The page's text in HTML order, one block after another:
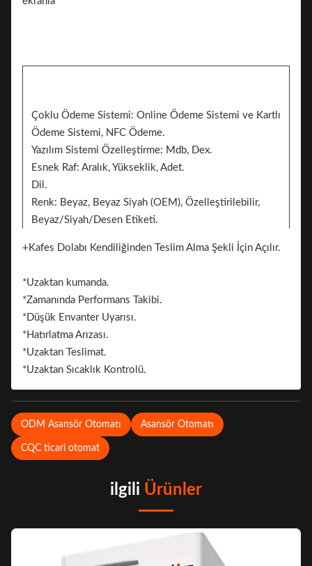
Çoklu Ödeme Sistemi: Online Ödeme Sistemi ve Kartlı
Ödeme Sistemi, NFC Ödeme.
Yazılım Sistemi Özelleştirme: Mdb, Dex.
Esnek Raf: Aralık, Yükseklik, Adet.
Dil.
Renk: Beyaz, Beyaz Siyah (OEM), Özelleştirilebilir,
Beyaz/Siyah/Desen Etiketi.
+Kafes Dolabı Kendiliğinden Teslim Alma Şekli İçin Açılır.
*Uzaktan kumanda.
*Zamanında Performans Takibi.
*Düşük Envanter Uyarısı.
*Hatırlatma Arızası.
*Uzaktan Teslimat.
*Uzaktan Sıcaklık Kontrolü.
ODM Asansör Otomatı Asansör Otomatı
CQC ticari otomat
ilgili Ürünler